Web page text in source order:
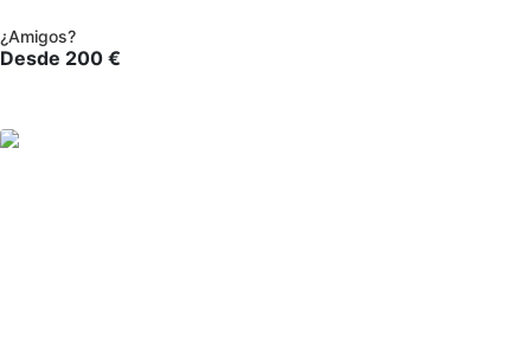
¿Amigos?
Desde 200 €